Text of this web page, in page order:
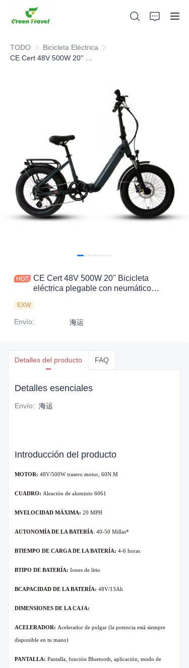
TODO Bicicleta Eléctrica Bicicleta Eléctrica
CE Cert 48V 500W 20'' Bicicleta
eléctrica plegable con neumático
EXW
Envío: 海运
Detalles del producto FAQ
Detalles esenciales
Envío: 海运
Introducción del producto
MOTOR: 48V/500Wtrasero motor, 60N.M
CUADRO: Aleación de aluminio 6061
MVELOCIDAD MÁXIMA: 20 MPH
AUTONOMÍA DE LA BATERÍA: 40-50 Millas*
BTIEMPO DE CARGA DE LA BATERÍA: 4-6 horas
BTIPO DE BATERÍA: Iones de litio
BCAPACIDAD DE LA BATERÍA: 48V/13Ah
DIMENSIONES DE LA CAJA:
ACELERADOR: Acelerador de pulgar (la potencia está siempre
disponible en tu mano)
PANTALLA: Pantalla, función Bluetooth, aplicación, modo de
Sobre nosotros
Noticias y casos de cooperación
Bases y procesos de fabricación
Apoyo